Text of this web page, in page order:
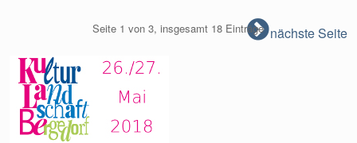
Seite 1 von 3, insgesamt 18 Einträge nächste Seite